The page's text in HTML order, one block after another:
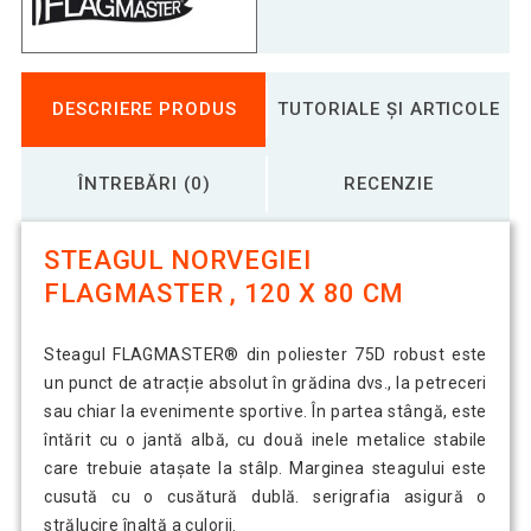
Steagul Bavariei FLAGMASTER , 120 x
80 cm
Steagul Braziliei FLAGMASTER, 120 x
17,62 Lei
Steagul Elveției FLAGMASTER, 120 x
Steagul FLAGMASTER USA , 120 x 80
cm
18,78 Lei
Steagul Franței FLAGMASTER , 120 x
80 cm
17,12 Lei
DESCRIERE PRODUS TUTORIALE ȘI ARTICOLE
ÎNTREBĂRI (0) RECENZIE
STEAGUL NORVEGIEI
FLAGMASTER , 120 X 80 CM
Steagul FLAGMASTER® din poliester 75D robust este
un punct de atracție absolut în grădina dvs., la petreceri
sau chiar la evenimente sportive. În partea stângă, este
întărit cu o jantă albă, cu două inele metalice stabile
care trebuie atașate la stâlp. Marginea steagului este
cusută cu o cusătură dublă. serigrafia asigură o
strălucire înaltă a culorii.